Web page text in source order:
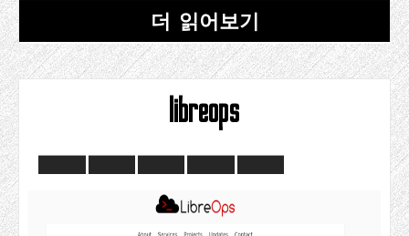
더 읽어보기
libreops